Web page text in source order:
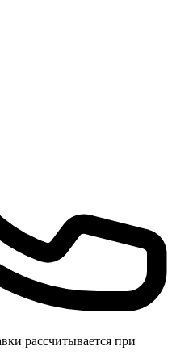
рассчитывается при